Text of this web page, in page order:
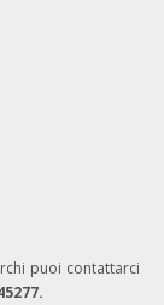
puoi contattarci